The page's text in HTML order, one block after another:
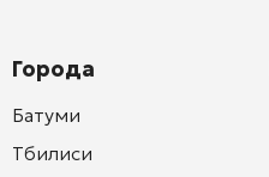
Города
Батуми
Тбилиси